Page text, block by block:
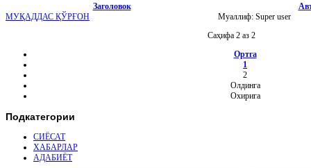
Заголовок
МУҚАДДАС ҚЎРҒОН
Муаллиф: Super user
Саҳифа 2 аз 2
Ортга
1
2
Олдинга
Охирига
Подкатегории
СИЁСАТ
ХАБАРЛАР
АДАБИЁТ